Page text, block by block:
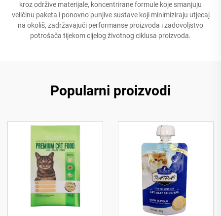
kroz održive materijale, koncentrirane formule koje smanjuju
veličinu paketa i ponovno punjive sustave koji minimiziraju utjecaj
na okoliš, zadržavajući performanse proizvoda i zadovoljstvo
potrošača tijekom cijelog životnog ciklusa proizvoda.
Popularni proizvodi